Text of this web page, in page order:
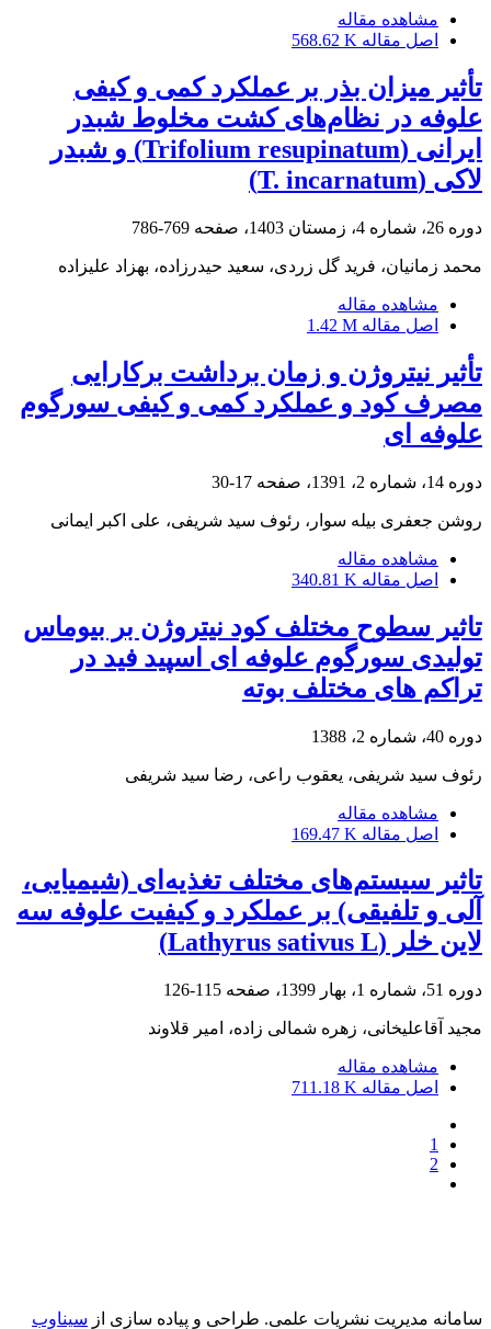
مشاهده مقاله
اصل مقاله 568.62 K
تأثیر میزان بذر بر عملکرد کمی و کیفی
علوفه در نظام‌های کشت مخلوط شبدر
ایرانی (Trifolium resupinatum) و شبدر
لاکی (T. incarnatum)
دوره 26، شماره 4، زمستان 1403، صفحه 769-786
محمد زمانیان، فرید گل زردی، سعید حیدرزاده، بهزاد علیزاده
مشاهده مقاله
اصل مقاله 1.42 M
تأثیر نیتروژن و زمان برداشت برکارایی
مصرف کود و عملکرد کمی و کیفی سورگوم
علوفه ای
دوره 14، شماره 2، 1391، صفحه 17-30
روشن جعفری بیله سوار، رئوف سید شریفی، علی اکبر ایمانی
مشاهده مقاله
اصل مقاله 340.81 K
تاثیر سطوح مختلف کود نیتروژن بر بیوماس
تولیدی سورگوم علوفه ای اسپید فید در
تراکم های مختلف بوته
دوره 40، شماره 2، 1388
رئوف سید شریفی، یعقوب راعی، رضا سید شریفی
مشاهده مقاله
اصل مقاله 169.47 K
تاثیر سیستم‌های مختلف تغذیه‌ای (شیمیایی،
آلی و تلفیقی) بر عملکرد و کیفیت علوفه سه
لاین خلر (Lathyrus sativus L)
دوره 51، شماره 1، بهار 1399، صفحه 115-126
مجید آقاعلیخانی، زهره شمالی زاده، امیر قلاوند
مشاهده مقاله
اصل مقاله 711.18 K
1
2
سامانه مدیریت نشریات علمی. طراحی و پیاده سازی از سیناوب